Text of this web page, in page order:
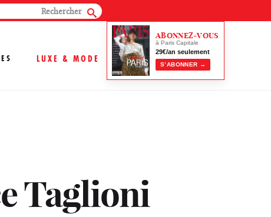
LUXE & MODE
ABONNEZ-VOUS
à Paris Capitale
29€/an seulement
S’ABONNER →
Taglioni